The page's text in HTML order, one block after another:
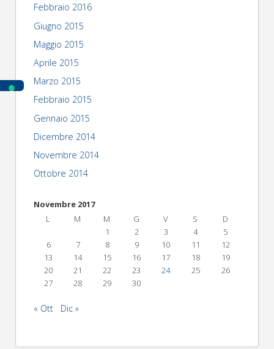
Febbraio 2016
Giugno 2015
Maggio 2015
Aprile 2015
Marzo 2015
Febbraio 2015
Gennaio 2015
Dicembre 2014
Novembre 2014
Ottobre 2014
Novembre 2017
L
M M G V S
D
1
2 3 4
5
6
7 8 9 10 11
12
13
14 15 16 17 18
19
20
21 22 23 24 25
26
27
28 29 30
« Ott Dic »